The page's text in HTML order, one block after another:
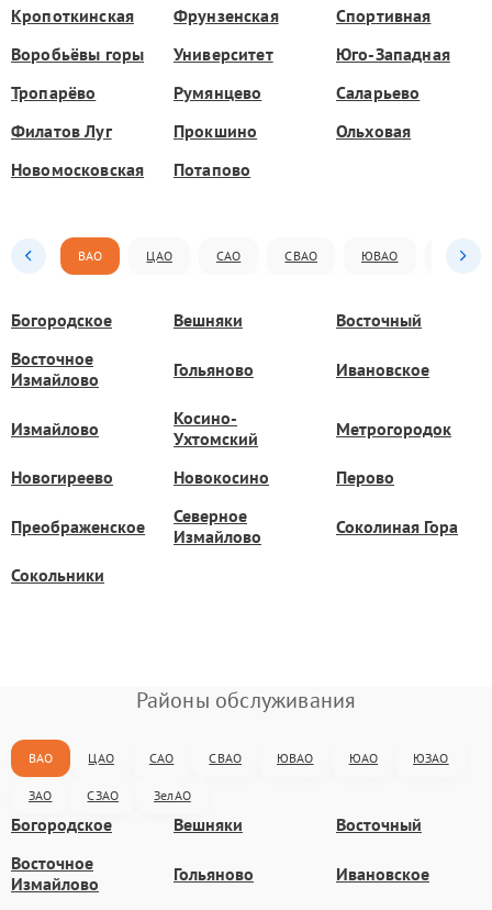
Кропоткинская Фрунзенская
Спортивная
Воробьёвы горы
Университет
Юго-Западная
Тропарёво
Румянцево
Саларьево
Филатов Луг
Прокшино
Ольховая
Новомосковская
Потапово
ВАО ЦАО САО СВАО ЮВАО ЮАО
Богородское Вешняки
Восточный
Восточное
Измайлово
Гольяново Ивановское
Измайлово
Косино-
Ухтомский
Метрогородок
Новогиреево Новокосино Перово
Преображенское
Северное
Измайлово
Соколиная Гора
Сокольники
Районы обслуживания
ВАО ЦАО САО СВАО ЮВАО ЮАО ЮЗАО
ЗАО СЗАО ЗелАО
Богородское Вешняки
Восточный
Восточное
Измайлово
Гольяново Ивановское